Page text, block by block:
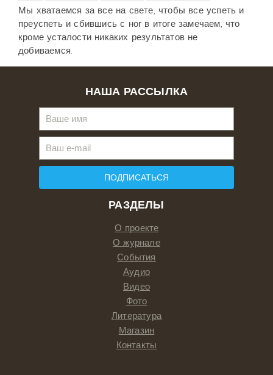
Мы хватаемся за все на свете, чтобы все успеть и
преуспеть и сбившись с ног в итоге замечаем, что
кроме усталости никаких результатов не
добиваемся.
РАЗДЕЛЫ
О проекте
О журнале
События
Аудио
Видео
Фото
Литература
Магазин
Контакты
НАША РАССЫЛКА
ПОДПИСАТЬСЯ